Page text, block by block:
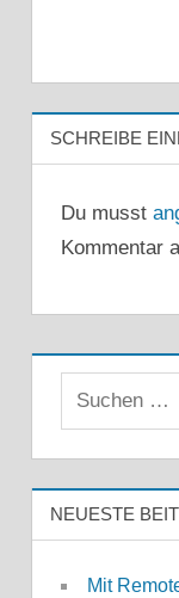
SCHREIBE
Du musst
Kommentar
NEUESTE
Mit